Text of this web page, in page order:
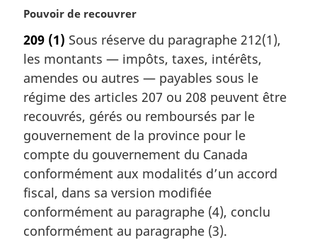
N
t
e
m
a
g
i
n
a
l
e
:
Pouvoir de recouvrer
209 (1) Sous réserve du paragraphe 212(1),
les montants — impôts, taxes, intérêts,
amendes ou autres — payables sous le
régime des articles 207 ou 208 peuvent être
recouvrés, gérés ou remboursés par le
gouvernement de la province pour le
compte du gouvernement du Canada
conformément aux modalités d’un accord
fiscal, dans sa version modifiée
conformément au paragraphe (4), conclu
conformément au paragraphe (3).